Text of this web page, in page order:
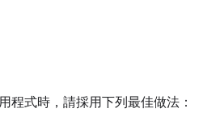
程式時，請採用下列最佳做法：